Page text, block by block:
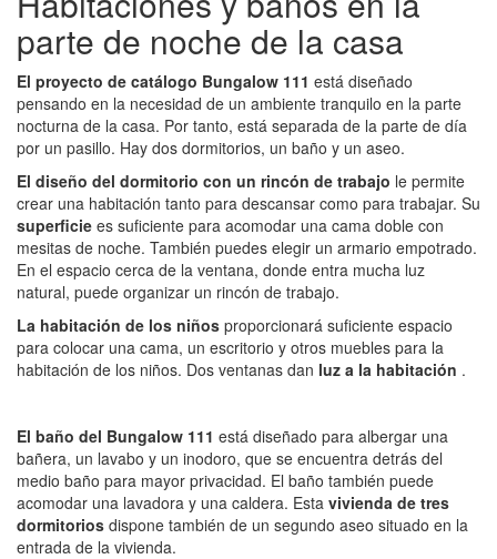
parte de noche de la casa
El proyecto de catálogo Bungalow 111 está diseñado
pensando en la necesidad de un ambiente tranquilo en la parte
nocturna de la casa. Por tanto, está separada de la parte de día
por un pasillo. Hay dos dormitorios, un baño y un aseo.
El diseño del dormitorio con un rincón de trabajo le permite
crear una habitación tanto para descansar como para trabajar. Su
superficie es suficiente para acomodar una cama doble con
mesitas de noche. También puedes elegir un armario empotrado.
En el espacio cerca de la ventana, donde entra mucha luz
natural, puede organizar un rincón de trabajo.
La habitación de los niños proporcionará suficiente espacio
para colocar una cama, un escritorio y otros muebles para la
habitación de los niños. Dos ventanas dan luz a la habitación .
El baño del Bungalow 111 está diseñado para albergar una
bañera, un lavabo y un inodoro, que se encuentra detrás del
medio baño para mayor privacidad. El baño también puede
acomodar una lavadora y una caldera. Esta vivienda de tres
dormitorios dispone también de un segundo aseo situado en la
entrada de la vivienda.